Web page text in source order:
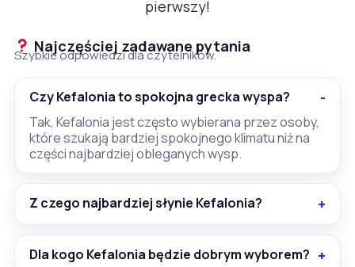
pierwszy!
Najczęściej zadawane pytania
Szybkie odpowiedzi dla czytelników.
Czy Kefalonia to spokojna grecka wyspa?
Tak, Kefalonia jest często wybierana przez osoby,
które szukają bardziej spokojnego klimatu niż na
części najbardziej obleganych wysp.
Z czego najbardziej słynie Kefalonia?
Dla kogo Kefalonia będzie dobrym wyborem?